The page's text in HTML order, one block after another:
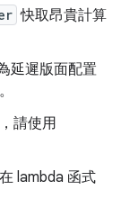
快取昂貴計算
延遲版面配置
請使用
lambda 函式